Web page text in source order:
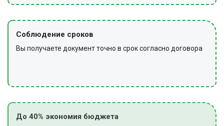
Соблюдение сроков
Вы получаете документ точно в срок согласно договора
До 40% экономия бюджета